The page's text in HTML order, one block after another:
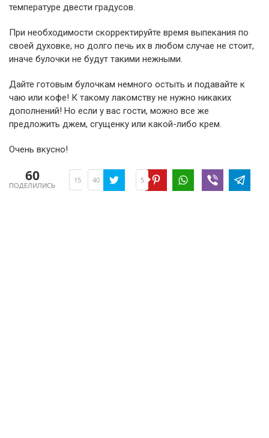
температуре двести градусов.
При необходимости скорректируйте время выпекания по
своей духовке, но долго печь их в любом случае не стоит,
иначе булочки не будут такими нежными.
Дайте готовым булочкам немного остыть и подавайте к
чаю или кофе! К такому лакомству не нужно никаких
дополнений! Но если у вас гости, можно все же
предложить джем, сгущенку или какой-либо крем.
Очень вкусно!
60
ПОДЕЛИЛИСЬ
15 40 5